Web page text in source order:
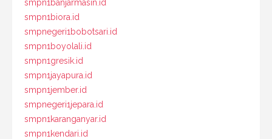
smpn1banjarmasin.id
smpn1biora.id
smpnegeri1bobotsari.id
smpn1boyolali.id
smpn1gresik.id
smpn1jayapura.id
smpn1jember.id
smpnegeri1jepara.id
smpn1karanganyar.id
smpn1kendari.id